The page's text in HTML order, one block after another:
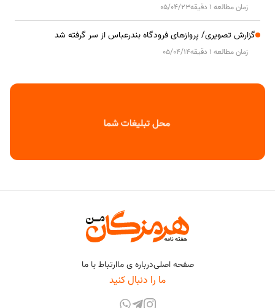
زمان مطالعه 1 دقیقه 05/04/23
گزارش تصویری/ پروازهای فرودگاه بندرعباس از سر گرفته شد
زمان مطالعه 1 دقیقه 05/04/14
صفحه اصلیدرباره ی ماارتباط با ما
ما را دنبال کنید